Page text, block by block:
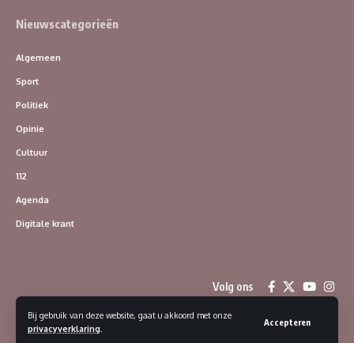
Bij gebruik van deze website, gaat u akkoord met onze
privacyverklaring
Accepteren
Nieuwscategorieën
Algemeen
Sport
Politiek
Opinie
Cultuur
112
Agenda
Digitale krant
Volg ons
© 2023 Dorpsklanken | Alle rechten voorbehouden